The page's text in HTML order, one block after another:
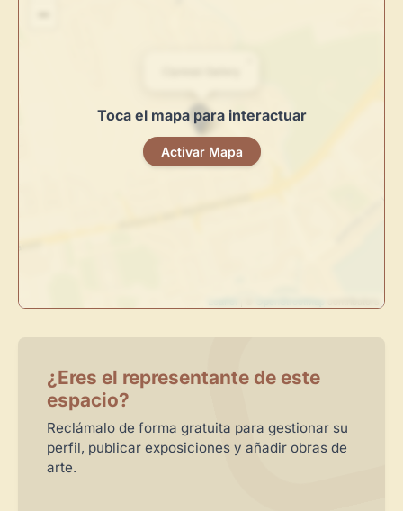
Toca el mapa para interactuar
Activar Mapa
¿Eres el representante de este
espacio?
Reclámalo de forma gratuita para gestionar su
perfil, publicar exposiciones y añadir obras de
arte.
Directorio de Arteestrena su nuevoPanel de Usuario: tu
Administra tu Espacio de Arte
Crea eventos y noticias
Recibe y responde mensajes